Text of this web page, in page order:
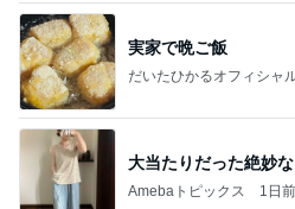
実家で晩ご飯
だいたひかるオフィシャ
大当たりだった絶妙
Amebaトピックス 1日前